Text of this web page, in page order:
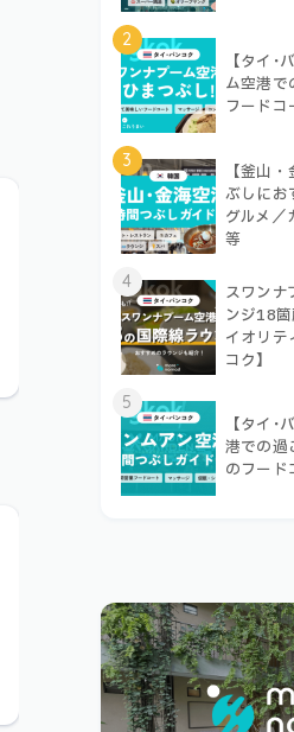
2
【タイ･
ム空港で
フード
3
【釜山
ぶしにお
グルメ／
等
4
スワンナ
ンジ18
イオリテ
コク】
5
【タイ･
港での過
のフード